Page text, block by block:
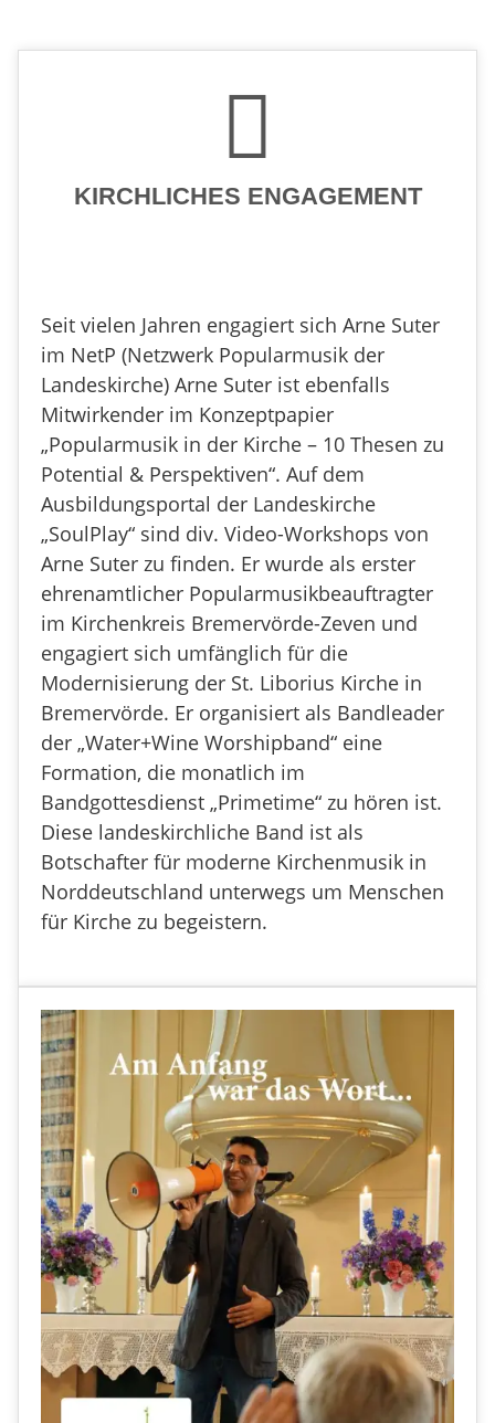
KIRCHLICHES ENGAGEMENT
Seit vielen Jahren engagiert sich Arne Suter
im NetP (Netzwerk Popularmusik der
Landeskirche) Arne Suter ist ebenfalls
Mitwirkender im Konzeptpapier
„Popularmusik in der Kirche – 10 Thesen zu
Potential & Perspektiven“. Auf dem
Ausbildungsportal der Landeskirche
„SoulPlay“ sind div. Video-Workshops von
Arne Suter zu finden. Er wurde als erster
ehrenamtlicher Popularmusikbeauftragter
im Kirchenkreis Bremervörde-Zeven und
engagiert sich umfänglich für die
Modernisierung der St. Liborius Kirche in
Bremervörde. Er organisiert als Bandleader
der „Water+Wine Worshipband“ eine
Formation, die monatlich im
Bandgottesdienst „Primetime“ zu hören ist.
Diese landeskirchliche Band ist als
Botschafter für moderne Kirchenmusik in
Norddeutschland unterwegs um Menschen
für Kirche zu begeistern.